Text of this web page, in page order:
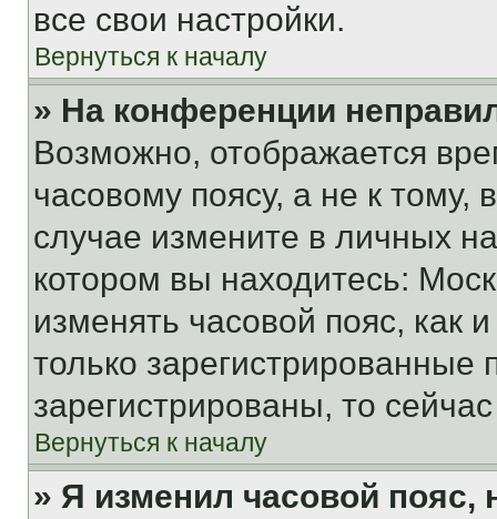
все свои настройки.
Вернуться к началу
» На конференции
Возможно, отображается
часовому поясу, а не к тому,
случае измените в личных
котором вы находитесь:
изменять часовой пояс, как
только
зарегистрированы, то
Вернуться к началу
» Я изменил часовой пояс,